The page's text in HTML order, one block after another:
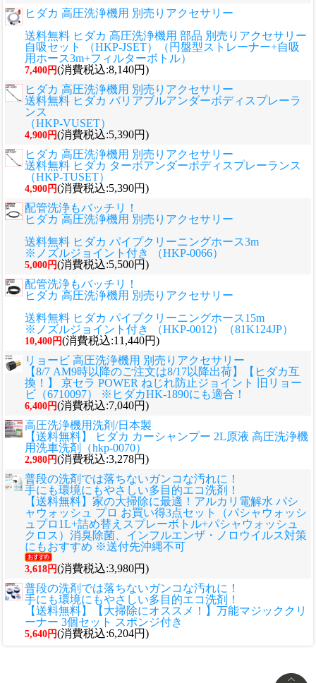
ヒダカ 高圧洗浄機用 別売りアクセサリー
送料無料 ヒダカ 高圧洗浄機用 部品 別売りアクセサリー
自吸セット （HKP-JSET）（円盤型ストレーナー+自吸
用ホース3m+フィルターボトル）
7,400円(消費税込:8,140円)
ヒダカ 高圧洗浄機用 別売りアクセサリー
送料無料 ヒダカ バリアブルアンダーボディスプレーラ
ンス
（HKP-VUSET）
4,900円(消費税込:5,390円)
ヒダカ 高圧洗浄機用 別売りアクセサリー
送料無料 ヒダカ ターボアンダーボディスプレーランス
（HKP-TUSET）
4,900円(消費税込:5,390円)
配管洗浄もバッチリ！
ヒダカ 高圧洗浄機用 別売りアクセサリー
送料無料 ヒダカ パイプクリーニングホース3m
※ノズルジョイント付き （HKP-0066）
5,000円(消費税込:5,500円)
配管洗浄もバッチリ！
ヒダカ 高圧洗浄機用 別売りアクセサリー
送料無料 ヒダカ パイプクリーニングホース15m
※ノズルジョイント付き （HKP-0012）（81K124JP）
10,400円(消費税込:11,440円)
リョービ 高圧洗浄機用 別売りアクセサリー
【8/7 AM9時以降のご注文は8/17以降出荷】【ヒダカ互
換！】 京セラ POWER ねじれ防止ジョイント 旧リョー
ビ（6710097） ※ヒダカHK-1890にも適合！
6,400円(消費税込:7,040円)
高圧洗浄機用洗剤/日本製
【送料無料】 ヒダカ カーシャンプー 2L原液 高圧洗浄機
用洗車洗剤（hkp-0070）
2,980円(消費税込:3,278円)
普段の洗剤では落ちないガンコな汚れに！
手にも環境にもやさしい多目的エコ洗剤！
【送料無料】家の大掃除に最適！アルカリ電解水 パシ
ャウォッシュ プロ お買い得3点セット（パシャウォッシ
ュプロ1L+詰め替えスプレーボトル+パシャウォッシュ
クロス）消臭除菌、インフルエンザ・ノロウイルス対策
にもおすすめ ※送付先沖縄不可
3,618円(消費税込:3,980円)
普段の洗剤では落ちないガンコな汚れに！
手にも環境にもやさしい多目的エコ洗剤！
【送料無料】【大掃除にオススメ！】万能マジッククリ
ーナー 3個セット スポンジ付き
5,640円(消費税込:6,204円)